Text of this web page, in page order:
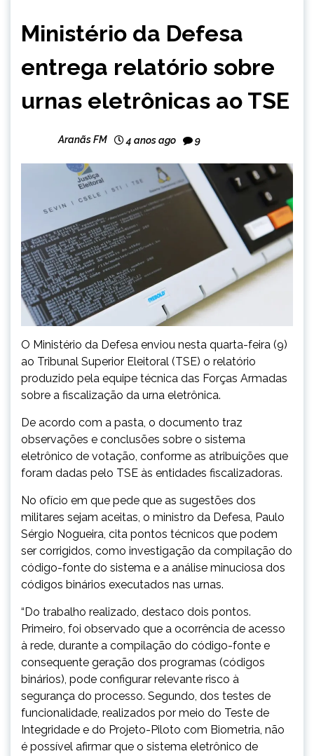
NOTÍCIAS
Ministério da Defesa
entrega relatório sobre
urnas eletrônicas ao TSE
Aranãs FM 4 anos ago 9
O Ministério da Defesa enviou nesta quarta-feira (9)
ao Tribunal Superior Eleitoral (TSE) o relatório
produzido pela equipe técnica das Forças Armadas
sobre a fiscalização da urna eletrônica.
De acordo com a pasta, o documento traz
observações e conclusões sobre o sistema
eletrônico de votação, conforme as atribuições que
foram dadas pelo TSE às entidades fiscalizadoras.
No ofício em que pede que as sugestões dos
militares sejam aceitas, o ministro da Defesa, Paulo
Sérgio Nogueira, cita pontos técnicos que podem
ser corrigidos, como investigação da compilação do
código-fonte do sistema e a análise minuciosa dos
códigos binários executados nas urnas.
“Do trabalho realizado, destaco dois pontos.
Primeiro, foi observado que a ocorrência de acesso
à rede, durante a compilação do código-fonte e
consequente geração dos programas (códigos
binários), pode configurar relevante risco à
segurança do processo. Segundo, dos testes de
funcionalidade, realizados por meio do Teste de
Integridade e do Projeto-Piloto com Biometria, não
é possível afirmar que o sistema eletrônico de